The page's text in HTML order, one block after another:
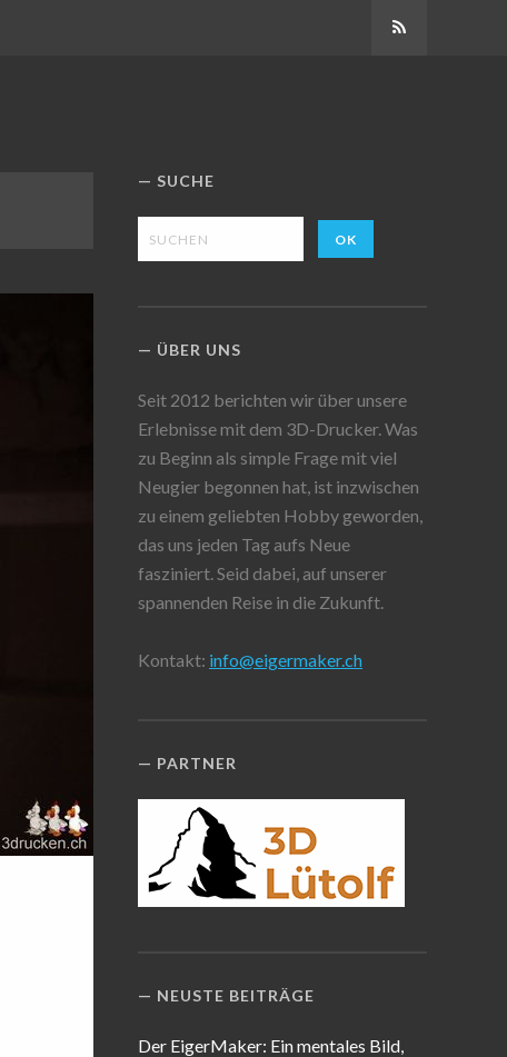
SUCHE
ÜBER UNS
Seit 2012 berichten wir über unsere
Erlebnisse mit dem 3D-Drucker. Was
zu Beginn als simple Frage mit viel
Neugier begonnen hat, ist inzwischen
zu einem geliebten Hobby geworden,
das uns jeden Tag aufs Neue
fasziniert. Seid dabei, auf unserer
spannenden Reise in die Zukunft.
Kontakt: info@eigermaker.ch
PARTNER
NEUSTE BEITRÄGE
Der EigerMaker: Ein mentales Bild,